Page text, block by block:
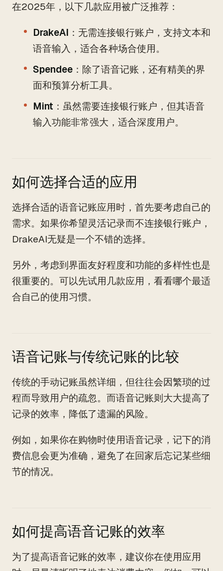
在2025年，以下几款应用被广泛推荐：
DrakeAI ：无需连接银行账户，支持文本和
语音输入，适合各种场合使用。
Spendee ：除了语音记账，还有精美的界
面和预算分析工具。
Mint ：虽然需要连接银行账户，但其语音
输入功能非常强大，适合深度用户。
如何选择合适的应用
选择合适的语音记账应用时，首先要考虑自己的
需求。如果你希望灵活记录而不连接银行账户，
DrakeAI无疑是一个不错的选择。
另外，考虑到界面友好程度和功能的多样性也是
很重要的。可以先试用几款应用，看看哪个最适
合自己的使用习惯。
语音记账与传统记账的比较
传统的手动记账虽然详细，但往往会因繁琐的过
程而导致用户的疏忽。而语音记账则大大提高了
记录的效率，降低了遗漏的风险。
例如，如果你在购物时使用语音记录，记下的消
费信息会更为准确，避免了在回家后忘记某些细
节的情况。
如何提高语音记账的效率
为了提高语音记账的效率，建议你在使用应用